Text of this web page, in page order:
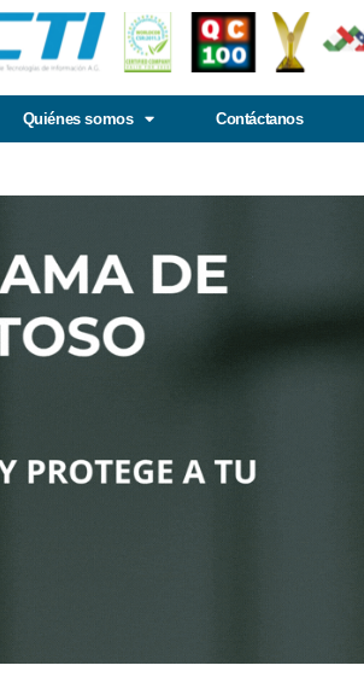
Quiénes somos Contáctanos